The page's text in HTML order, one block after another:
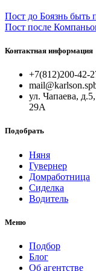
Пост до Боязнь
Пост после
Контактная информация
+7(812)200-42-
ул. Чапаева,
29А
Подобрать
Няня
Гувернер
Домработница
Сиделка
Водитель
Меню
Подбор
Блог
Об агентстве